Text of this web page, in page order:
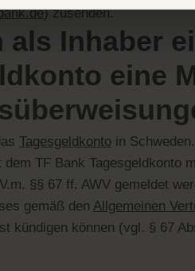
) zusenden.
als Inhaber
eine
Tagesgeldkonto in
dem TF Bank Tagesgeldkonto
§§ 67 ff. AWV gemeldet
gemäß den Allgemeinen
kündigen können (vgl. § 67